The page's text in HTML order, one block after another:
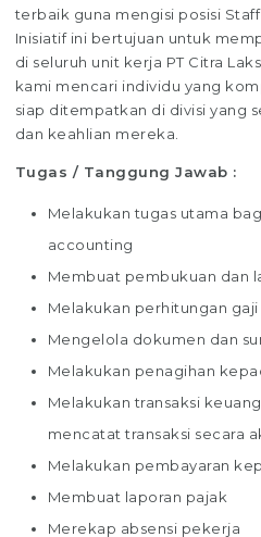
terbaik guna mengisi posisi
Inisiatif ini bertujuan untuk
di seluruh unit kerja PT Citra
kami mencari individu yang
siap ditempatkan di divisi yang
dan keahlian mereka.
Tugas / Tanggung Jawab :
Melakukan tugas utama
accounting
Membuat pembukuan dan
Melakukan perhitungan
Mengelola dokumen dan
Melakukan penagihan
Melakukan transaksi
mencatat transaksi secara
Melakukan pembayaran
Membuat laporan pajak
Merekap absensi pekerja